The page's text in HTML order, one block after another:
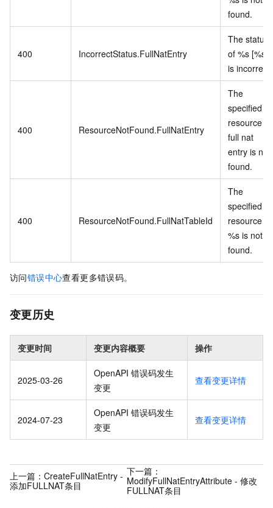
found.
400 IncorrectStatus.FullNatEntry
The status
of %s [%s]
is incorrect.
400 ResourceNotFound.FullNatEntry
The
specified
resource of
full nat
entry is not
found.
400 ResourceNotFound.FullNatTableId
The
specified
resource of
%s is not
found.
访问错误中心查看更多错误码。
变更历史
变更时间 变更内容概要 操作
2025-03-26
OpenAPI 错误码发生
变更
查看变更详情
2024-07-23
OpenAPI 错误码发生
变更
查看变更详情
上一篇： CreateFullNatEntry -
添加FULLNAT条目
下一篇：
ModifyFullNatEntryAttribute - 修改
FULLNAT条目